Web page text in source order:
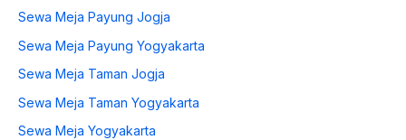
Sewa Meja Payung Jogja
Sewa Meja Payung Yogyakarta
Sewa Meja Taman Jogja
Sewa Meja Taman Yogyakarta
Sewa Meja Yogyakarta